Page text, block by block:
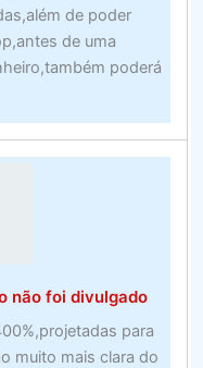
de poder
de uma
poderá
não foi divulgado
para
muito mais clara do